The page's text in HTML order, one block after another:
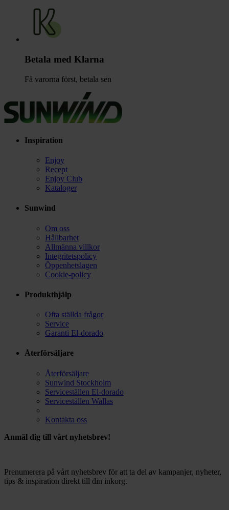
Betala med Klarna
Få varorna först, betala sen
Inspiration
Enjoy
Recept
Enjoy Club
Kataloger
Sunwind
Om oss
Hållbarhet
Allmänna villkor
Integritetspolicy
Öppenhetslagen
Cookie-policy
Produkthjälp
Ofta ställda frågor
Service
Garanti El-dorado
Återförsäljare
Återförsäljare
Sunwind Stockholm
Serviceställen El-dorado
Serviceställen Wallas
Kontakta oss
Anmäl dig till vårt nyhetsbrev!
Prenumerera på vårt nyhetsbrev för att ta del av kampanjer, nyheter,
tips & inspiration direkt till din inkorg.